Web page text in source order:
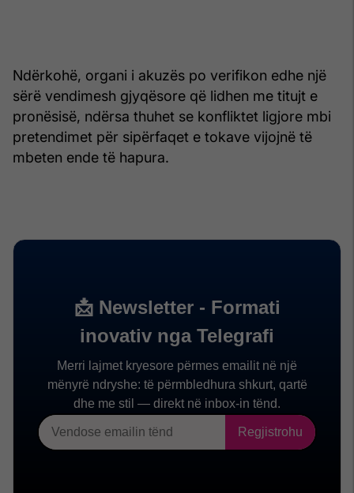
Ndërkohë, organi i akuzës po verifikon edhe një
sërë vendimesh gjyqësore që lidhen me titujt e
pronësisë, ndërsa thuhet se konfliktet ligjore mbi
pretendimet për sipërfaqet e tokave vijojnë të
mbeten ende të hapura.